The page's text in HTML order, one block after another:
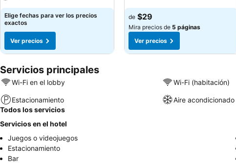
Elige fechas para ver los precios
exactos
Ver precios
de $29
Mira precios de 5 páginas
Ver precios
Servicios principales
Wi-Fi en el lobby Wi-Fi (habitación)
Estacionamiento Aire acondicionado
Todos los servicios
Servicios en el hotel
Juegos o videojuegos
Estacionamiento
Bar